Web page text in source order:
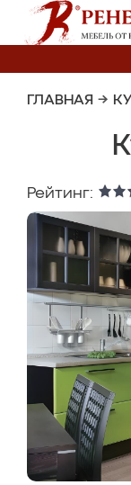
ГЛАВНАЯ →
Рейтинг: